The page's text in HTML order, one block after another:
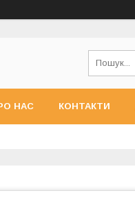
НАС КОНТАКТИ